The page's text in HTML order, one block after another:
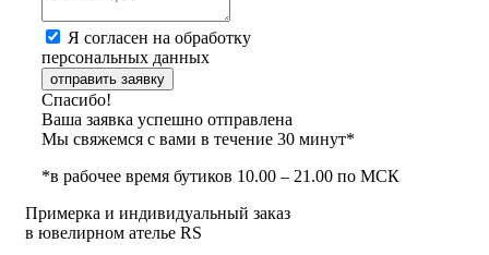
Я согласен на обработку
персональных данных
отправить заявку
Спасибо!
Ваша заявка успешно отправлена
Мы свяжемся с вами в течение 30 минут*
*в рабочее время бутиков 10.00 – 21.00 по МСК
Примерка и индивидуальный заказ
в ювелирном ателье RS